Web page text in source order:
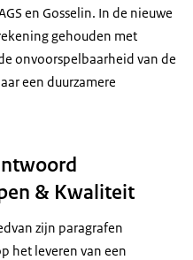
en Gosselin. In de nieuwe
gehouden met
onvoorspelbaarheid van de
een duurzamere
& Kwaliteit
zijn paragrafen
het leveren van een